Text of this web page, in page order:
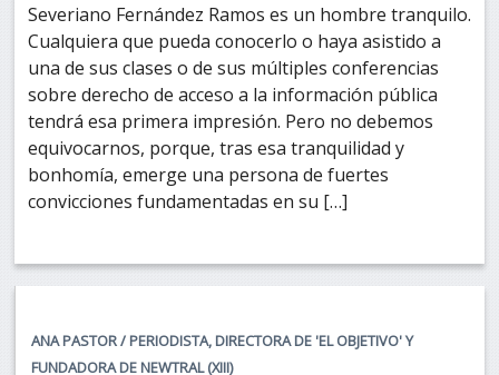
Severiano Fernández Ramos es un hombre tranquilo.
Cualquiera que pueda conocerlo o haya asistido a
una de sus clases o de sus múltiples conferencias
sobre derecho de acceso a la información pública
tendrá esa primera impresión. Pero no debemos
equivocarnos, porque, tras esa tranquilidad y
bonhomía, emerge una persona de fuertes
convicciones fundamentadas en su […]
ANA PASTOR / PERIODISTA, DIRECTORA DE 'EL OBJETIVO' Y
FUNDADORA DE NEWTRAL (XIII)